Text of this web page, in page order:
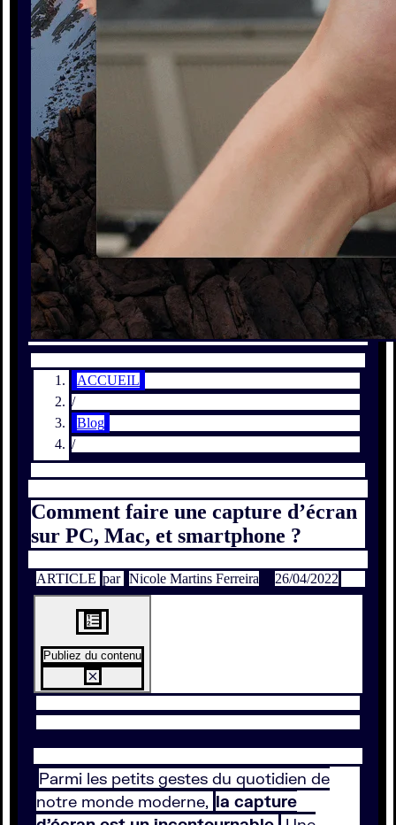
ACCUEIL
/
Blog
/
Comment faire une capture d’écran
sur PC, Mac, et smartphone ?
ARTICLE par Nicole Martins Ferreira 26/04/2022
Publiez du contenu
Parmi les petits gestes du quotidien de
notre monde moderne, la capture